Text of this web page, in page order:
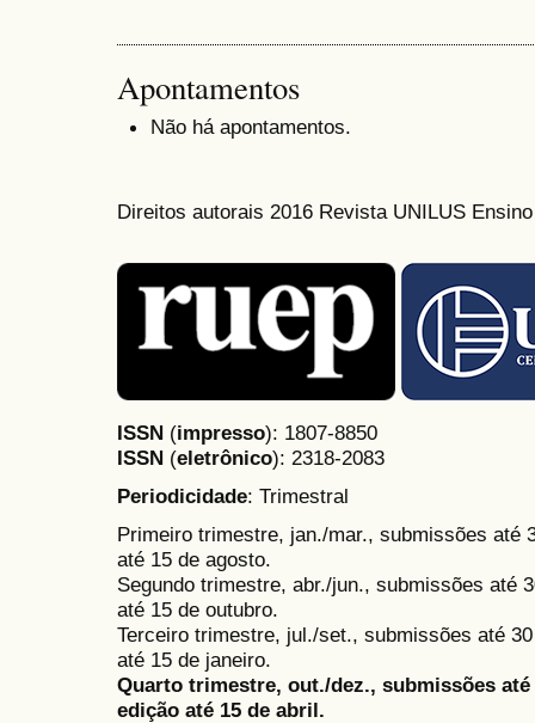
Apontamentos
Não há apontamentos.
Direitos autorais 2016 Revista UNILUS
ISSN (impresso): 1807-8850
ISSN (eletrônico): 2318-2083
Periodicidade: Trimestral
Primeiro trimestre, jan./mar., submissões até
até 15 de agosto.
Segundo trimestre, abr./jun., submissões até
até 15 de outubro.
Terceiro trimestre, jul./set., submissões até
até 15 de janeiro.
Quarto trimestre, out./dez., submissões
edição até 15 de abril.